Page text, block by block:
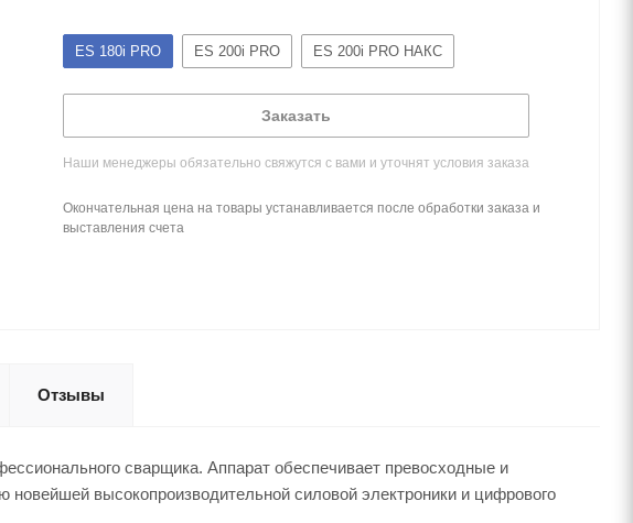
ES 180i PRO ES 200i PRO ES 200i PRO НАКС
Заказать
Наши менеджеры обязательно свяжутся с вами и уточнят условия заказа
Окончательная цена на товары устанавливается после обработки заказа и
выставления счета
Отзывы
сварщика. Аппарат обеспечивает превосходные и
высокопроизводительной силовой электроники и цифрового